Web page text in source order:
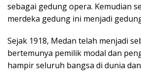
sebagai gedung opera. Kemudian
merdeka gedung ini menjadi
Sejak 1918, Medan telah menjadi
bertemunya pemilik modal dan
hampir seluruh bangsa di dunia